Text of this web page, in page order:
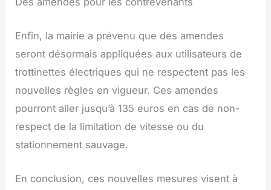
Enfin, la mairie a prévenu que des amendes
seront désormais appliquées aux utilisateurs de
trottinettes électriques qui ne respectent pas les
nouvelles règles en vigueur. Ces amendes
pourront aller jusqu’à 135 euros en cas de non-
respect de la limitation de vitesse ou du
stationnement sauvage.
En conclusion, ces nouvelles mesures visent à